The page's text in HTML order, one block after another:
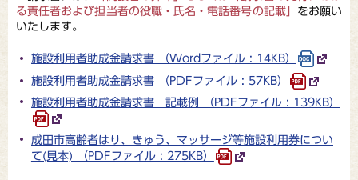
る責任者および担当者の役職・氏名・電話番号の記載」 をお願い
いたします。
施設利用者助成金請求書 （Wordファイル : 14KB）
施設利用者助成金請求書 （PDFファイル : 57KB）
施設利用者助成金請求書 記載例 （PDFファイル : 139KB）
成田市高齢者はり、きゅう、マッサージ等施設利用券につい
て(見本) （PDFファイル : 275KB）